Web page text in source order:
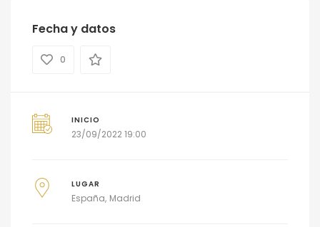
Fecha y datos
0
INICIO
23/09/2022 19:00
LUGAR
España Madrid